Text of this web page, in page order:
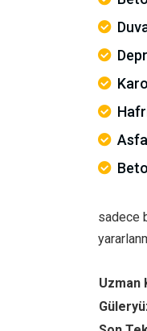
sadece
Uzman